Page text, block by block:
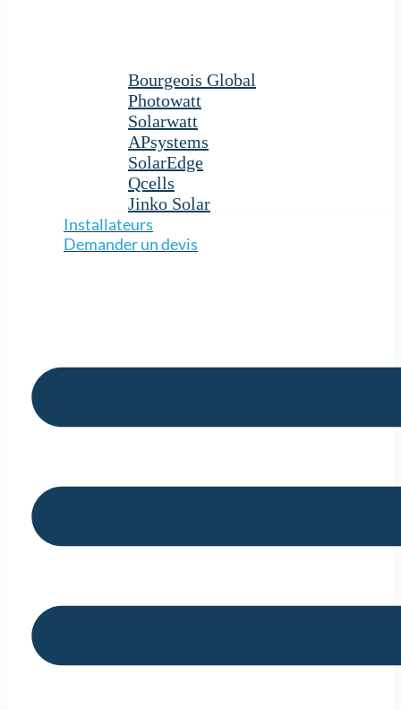
Bourgeois Global
Photowatt
Solarwatt
APsystems
SolarEdge
Qcells
Jinko Solar
Installateurs
Demander un devis